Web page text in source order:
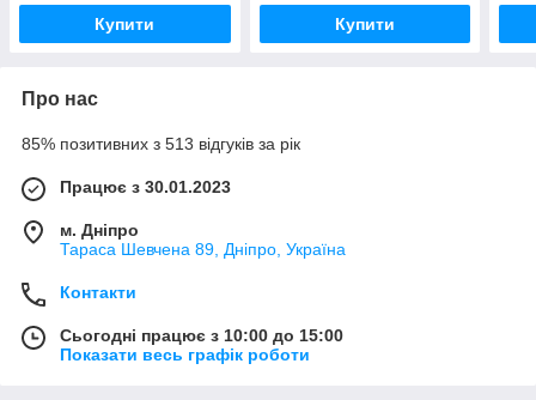
Купити Купити
Про нас
85% позитивних з 513 відгуків за рік
Працює з 30.01.2023
м. Дніпро
Тараса Шевчена 89, Дніпро, Україна
Контакти
Сьогодні працює з 10:00 до 15:00
Показати весь графік роботи